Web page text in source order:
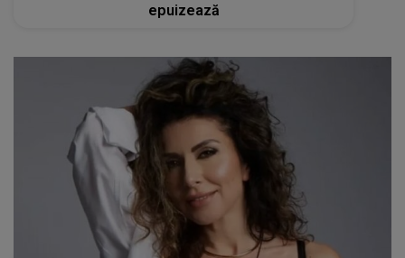
epuizează